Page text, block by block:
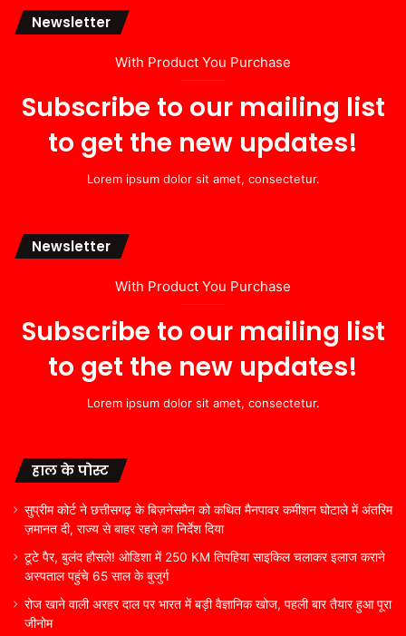
Newsletter
With Product You Purchase
Subscribe to our mailing list
to get the new updates!
Lorem ipsum dolor sit amet, consectetur.
Newsletter
With Product You Purchase
Subscribe to our mailing list
to get the new updates!
Lorem ipsum dolor sit amet, consectetur.
हाल के पोस्ट
सुप्रीम कोर्ट ने छत्तीसगढ़ के बिज़नेसमैन को कथित मैनपावर कमीशन घोटाले में अंतरिम
ज़मानत दी, राज्य से बाहर रहने का निर्देश दिया
टूटे पैर, बुलंद हौसले! ओडिशा में 250 KM तिपहिया साइकिल चलाकर इलाज कराने
अस्पताल पहुंचे 65 साल के बुजुर्ग
रोज खाने वाली अरहर दाल पर भारत में बड़ी वैज्ञानिक खोज, पहली बार तैयार हुआ पूरा
जीनोम